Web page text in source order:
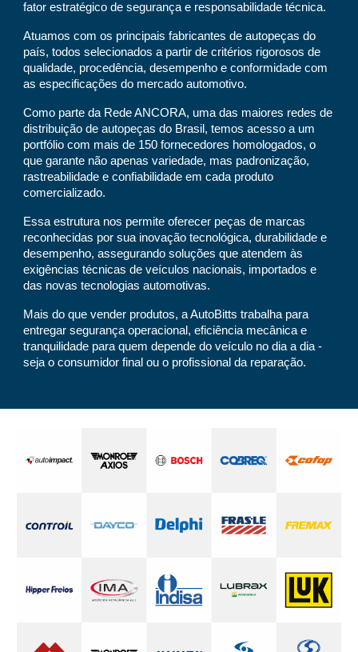
fator estratégico de segurança e responsabilidade técnica.
Atuamos com os principais fabricantes de autopeças do
país, todos selecionados a partir de critérios rigorosos de
qualidade, procedência, desempenho e conformidade com
as especificações do mercado automotivo.
Como parte da Rede ANCORA, uma das maiores redes de
distribuição de autopeças do Brasil, temos acesso a um
portfólio com mais de 150 fornecedores homologados, o
que garante não apenas variedade, mas padronização,
rastreabilidade e confiabilidade em cada produto
comercializado.
Essa estrutura nos permite oferecer peças de marcas
reconhecidas por sua inovação tecnológica, durabilidade e
desempenho, assegurando soluções que atendem às
exigências técnicas de veículos nacionais, importados e
das novas tecnologias automotivas.
Mais do que vender produtos, a AutoBitts trabalha para
entregar segurança operacional, eficiência mecânica e
tranquilidade para quem depende do veículo no dia a dia -
seja o consumidor final ou o profissional da reparação.